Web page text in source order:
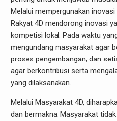
Melalui mempergunakan
Rakyat 4D mendorong inovasi
kompetisi lokal. Pada waktu
mengundang masyarakat agar
proses pengembangan, dan
agar berkontribusi serta
yang dilaksanakan.
Melalui Masyarakat 4D,
dan bermakna. Masyarakat